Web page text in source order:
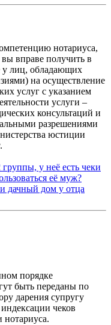
нотариуса,
вправе получить в
у лиц, обладающих
на осуществление
услуг с указанием
услуги –
консультаций и
разрешениями
юстиции
у неё есть чеки
её муж?
дачный дом у отца
порядке
быть переданы по
дарения супругу
чеков
нотариуса.